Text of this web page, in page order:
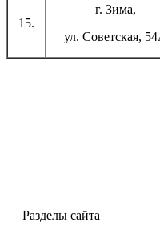
15.
г. Зима,
ул. Советская,
Разделы сайта